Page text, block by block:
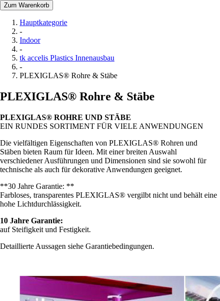
Zum Warenkorb
Hauptkategorie
-
Indoor
-
tk accelis Plastics Innenausbau
-
PLEXIGLAS® Rohre & Stäbe
PLEXIGLAS® Rohre & Stäbe
PLEXIGLAS® ROHRE UND STÄBE
EIN RUNDES SORTIMENT FÜR VIELE ANWENDUNGEN
Die vielfältigen Eigenschaften von PLEXIGLAS® Rohren und
Stäben bieten Raum für Ideen. Mit einer breiten Auswahl
verschiedener Ausführungen und Dimensionen sind sie sowohl für
technische als auch für dekorative Anwendungen geeignet.
**30 Jahre Garantie: **
Farbloses, transparentes PLEXIGLAS® vergilbt nicht und behält eine
hohe Lichtdurchlässigkeit.
10 Jahre Garantie:
auf Steifigkeit und Festigkeit.
Detaillierte Aussagen siehe Garantiebedingungen.